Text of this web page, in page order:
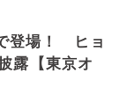
登場！ ヒョ
露【東京オ